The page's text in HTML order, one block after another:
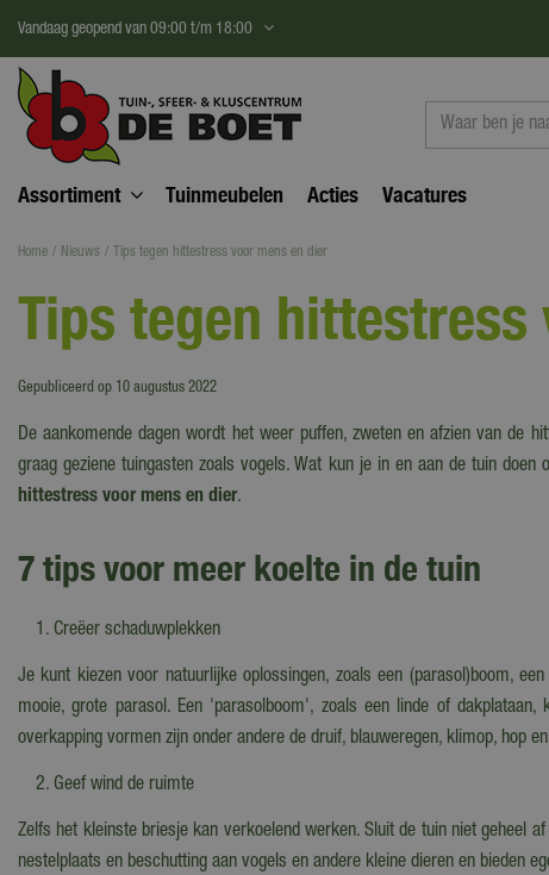
content
Home Nieuws Tips tegen hittestress voor mens en dier
Vandaag geopend van 09:00 t/m 18:00
Assortiment Tuinmeubelen Acties Vacatures
Tips tegen hittestress
Gepubliceerd op 10 augustus 2022
De aankomende dagen wordt het weer puffen, zweten en afzien van de
graag geziene tuingasten zoals vogels. Wat kun je in en aan de tuin
hittestress voor mens en dier.
7 tips voor meer koelte in de tuin
Creëer schaduwplekken
Je kunt kiezen voor natuurlijke oplossingen, zoals een (parasol)boom,
mooie, grote parasol. Een 'parasolboom', zoals een linde of
overkapping vormen zijn onder andere de druif, blauweregen, klimop, hop
Geef wind de ruimte
Zelfs het kleinste briesje kan verkoelend werken. Sluit de tuin niet geheel
nestelplaats en beschutting aan vogels en andere kleine dieren en bieden